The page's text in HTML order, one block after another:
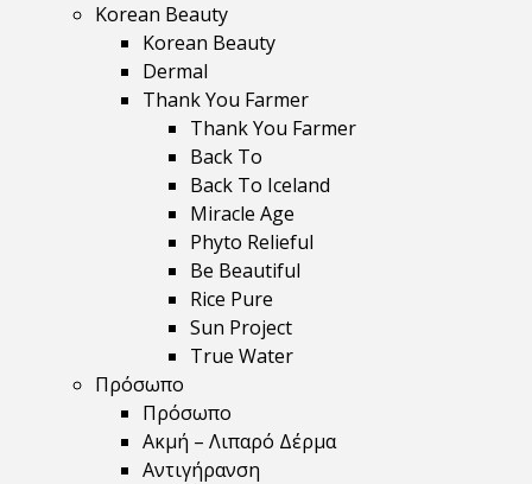
Korean Beauty
Korean Beauty
Dermal
Thank You Farmer
Thank You Farmer
Back To
Back To Iceland
Miracle Age
Phyto Relieful
Be Beautiful
Rice Pure
Sun Project
True Water
Πρόσωπο
Πρόσωπο
Ακμή – Λιπαρό Δέρμα
Αντιγήρανση